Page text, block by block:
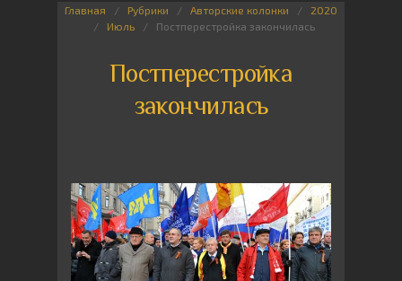
Главная Рубрики Авторские колонки
2020
Июль
Постперестройка закончилась
Постперестройка
закончилась